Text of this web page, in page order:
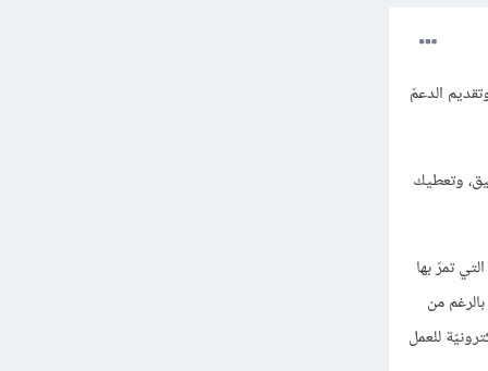
الدعمّ
وتعطيك
تمرّ بها
من
إلكترونيّة للعمل